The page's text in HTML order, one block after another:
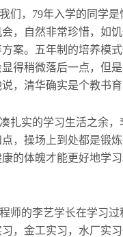
们，79年入学的同学
，自然非常珍惜，如
案。五年制的培养模
得稍微落后一点，但
，清华确实是个教书
扎实的学习生活之余
，操场上到处都是锻
的体魄才能更好地学
师的李艺学长在学习
，金工实习，水厂实